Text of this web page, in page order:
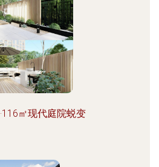
㎡现代庭院蜕变